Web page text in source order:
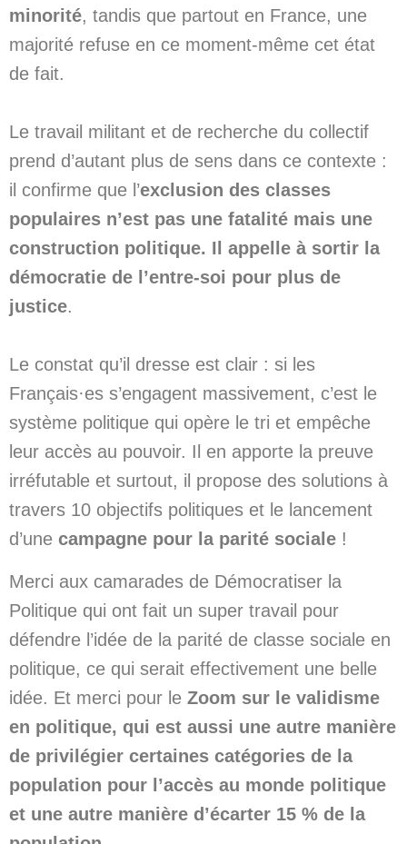
minorité, tandis que partout en France, une
majorité refuse en ce moment-même cet état
de fait.
Le travail militant et de recherche du collectif
prend d’autant plus de sens dans ce contexte :
il confirme que l’exclusion des classes
populaires n’est pas une fatalité mais une
construction politique. Il appelle à sortir la
démocratie de l’entre-soi pour plus de
justice.
Le constat qu’il dresse est clair : si les
Français·es s’engagent massivement, c’est le
système politique qui opère le tri et empêche
leur accès au pouvoir. Il en apporte la preuve
irréfutable et surtout, il propose des solutions à
travers 10 objectifs politiques et le lancement
d’une campagne pour la parité sociale !
Merci aux camarades de Démocratiser la
Politique qui ont fait un super travail pour
défendre l’idée de la parité de classe sociale en
politique, ce qui serait effectivement une belle
idée. Et merci pour le Zoom sur le validisme
en politique, qui est aussi une autre manière
de privilégier certaines catégories de la
population pour l’accès au monde politique
et une autre manière d’écarter 15 % de la